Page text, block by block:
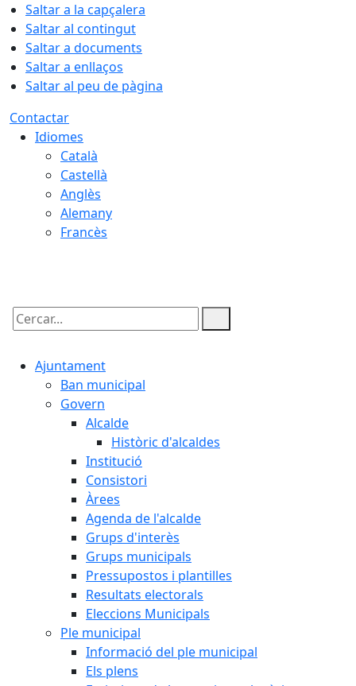
Saltar a la capçalera
Saltar al contingut
Saltar a documents
Saltar a enllaços
Saltar al peu de pàgina
Contactar
Idiomes
Català
Castellà
Anglès
Alemany
Francès
Cercar:
Ajuntament
Ban municipal
Govern
Alcalde
Històric d'alcaldes
Institució
Consistori
Àrees
Agenda de l'alcalde
Grups d'interès
Grups municipals
Pressupostos i plantilles
Resultats electorals
Eleccions Municipals
Ple municipal
Informació del ple municipal
Els plens